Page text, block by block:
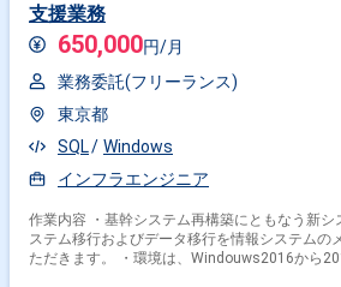
支援業務
650,000円/月
業務委託(フリーランス)
東京都
SQL
Windows
インフラエンジニア
作業内容 ・基幹システム再構築にともなう新シ
ステム移行およびデータ移行を情報システムの
ただきます。 ・環境は、Windouws2016から